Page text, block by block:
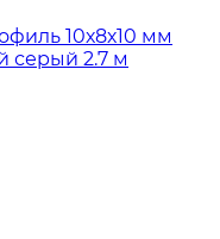
10х8х10 мм
серый 2.7 м